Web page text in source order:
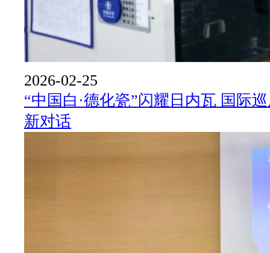
2026-02-25
“中国白·德化瓷”闪耀日内瓦 国际
新对话